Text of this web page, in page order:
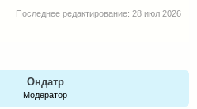
Последнее редактирование: 28 июл 2026
Ондатр
Модератор